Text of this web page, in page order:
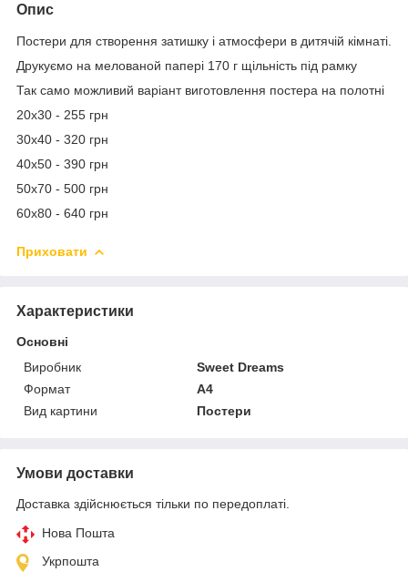
Опис
Постери для створення затишку і атмосфери в дитячій кімнаті.
Друкуємо на мелованой папері 170 г щільність під рамку
Так само можливий варіант виготовлення постера на полотні
20х30 - 255 грн
30х40 - 320 грн
40х50 - 390 грн
50х70 - 500 грн
60х80 - 640 грн
Приховати
Характеристики
Основні
Виробник
Sweet Dreams
Формат
A4
Вид картини
Постери
Умови доставки
Доставка здійснюється тільки по передоплаті.
Нова Пошта
Укрпошта